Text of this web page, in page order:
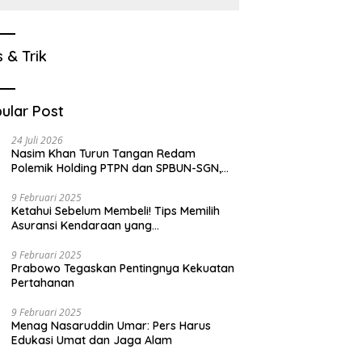
& Trik
Post
24 Juli 2026
Nasim Khan Turun Tangan Redam
Polemik Holding PTPN dan SPBUN-SGN,
9 Februari 2025
Ketahui Sebelum Membeli! Tips Memilih
Asuransi Kendaraan yang
9 Februari 2025
Prabowo Tegaskan Pentingnya Kekuatan
Pertahanan
9 Februari 2025
Menag Nasaruddin Umar: Pers Harus
Edukasi Umat dan Jaga Alam